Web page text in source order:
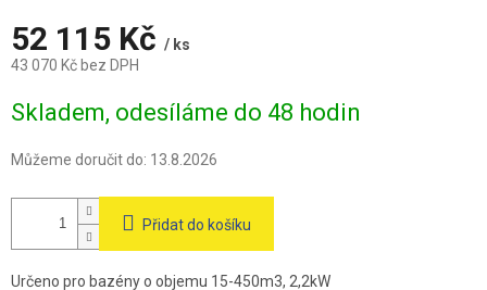
52 115 Kč / ks
43 070 Kč bez DPH
cena:
Skladem, odesíláme do 48 hodin
Můžeme doručit do: 13.8.2026
Přidat do košíku
Určeno pro bazény o objemu 15-450m3, 2,2kW